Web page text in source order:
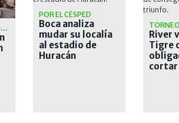
CERCA DE LA BOMBONERA
POR EL CÉSPED
Boca analiza
mudar su localía
al estadio de
Huracán
River
Tigre
cortar